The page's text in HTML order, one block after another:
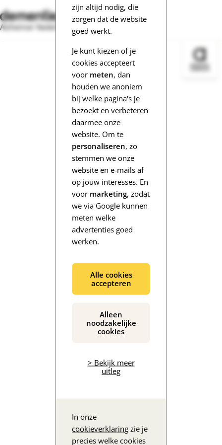
zijn altijd nodig, die
zorgen dat de website
goed werkt.
Je kunt kiezen of je
cookies accepteert
voor meten, dan
houden we anoniem
bij welke pagina's je
bezoekt en verbeteren
daarmee onze
website. Om te
personaliseren, zo
stemmen we onze
website en e-mails af
op jouw interesses. En
voor marketing, zodat
we via Google kunnen
meten welke
advertenties goed
werken.
Alle cookies
accepteren
Alleen
noodzakelijke
cookies
> Bekijk meer
uitleg
In onze
cookieverklaring zie je
precies welke cookies
Alzheimer Nederland
De inhoud wordt geladen...